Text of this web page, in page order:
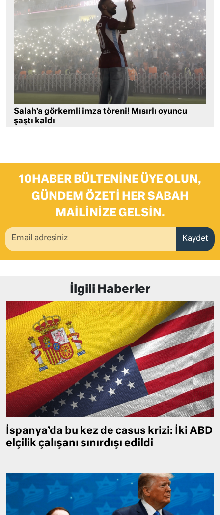
Salah’a görkemli imza töreni! Mısırlı oyuncu
şaştı kaldı
10HABER BÜLTENINE ÜYE OLUN,
GÜNDEM ÖZETI HER SABAH
MAILINIZE GELSIN.
Kaydet
İlgili Haberler
İspanya’da bu kez de casus krizi: İki ABD
elçilik çalışanı sınırdışı edildi